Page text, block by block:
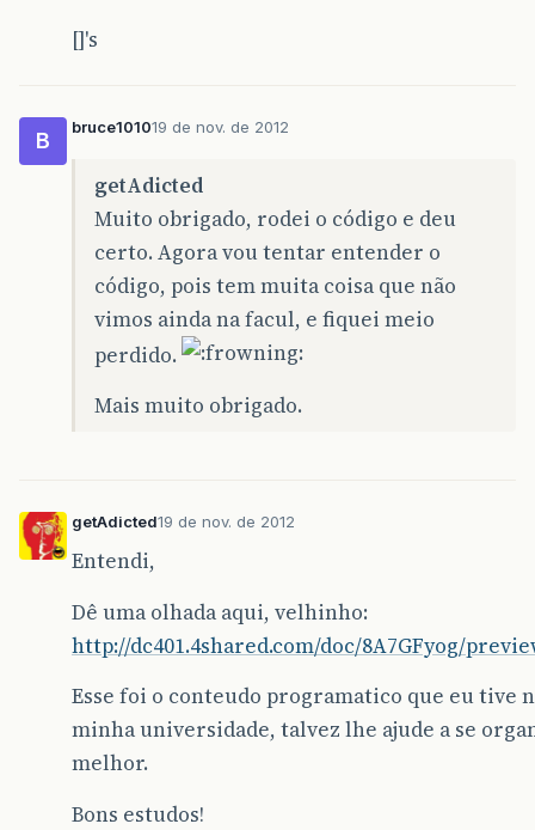
[]'s
B
bruce101019 de nov. de 2012
getAdicted
Muito obrigado, rodei o código e deu
certo. Agora vou tentar entender o
código, pois tem muita coisa que não
vimos ainda na facul, e fiquei meio
perdido.
Mais muito obrigado.
getAdicted19 de nov. de 2012
Entendi,
Dê uma olhada aqui, velhinho:
http://dc401.4shared.com/doc/8A7GFyog/
Esse foi o conteudo programatico que eu tive
minha universidade, talvez lhe ajude a se
melhor.
Bons estudos!